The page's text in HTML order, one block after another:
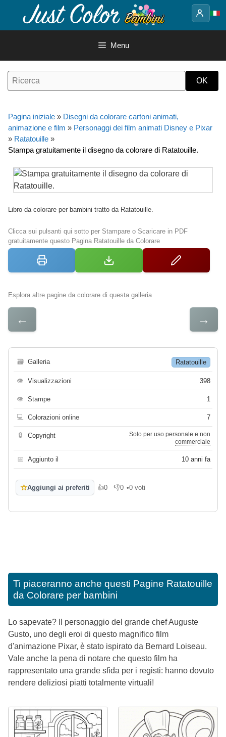
contenuto
Menu
Pagina iniziale » Disegni da colorare cartoni animati,
animazione e film » Personaggi dei film animati Disney e Pixar
» Ratatouille »
Stampa gratuitamente il disegno da colorare di Ratatouille.
Libro da colorare per bambini tratto da Ratatouille.
Clicca sui pulsanti qui sotto per Stampare o Scaricare in PDF
gratuitamente questo Pagina Ratatouille da Colorare
Esplora altre pagine da colorare di questa galleria
← →
🗃 Galleria Ratatouille
👁 Visualizzazioni 398
👁 Stampe 1
💻 Colorazioni online 7
🔒 Copyright
Solo per uso personale e non
commerciale
📅 Aggiunto il 10 anni fa
☆Aggiungi ai preferiti 👍0
Mi piace
👎0
Non mi piace
•0 voti
Ti piaceranno anche questi Pagine Ratatouille
da Colorare per bambini
Lo sapevate? Il personaggio del grande chef Auguste
Gusto, uno degli eroi di questo magnifico film
d'animazione Pixar, è stato ispirato da Bernard Loiseau.
Vale anche la pena di notare che questo film ha
rappresentato una grande sfida per i registi: hanno dovuto
rendere deliziosi piatti totalmente virtuali!